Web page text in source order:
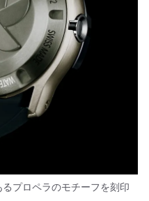
プロペラのモチーフを刻印